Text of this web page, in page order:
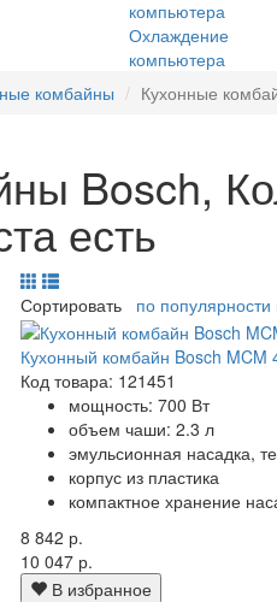
Охлаждение
компьютера
комбайны Кухонные
Bosch,
есть
Сортировать по популярности
Кухонный комбайн Bosch MCM
Код товара: 121451
мощность: 700 Вт
объем чаши: 2.3 л
эмульсионная насадка,
корпус из пластика
компактное хранение
8 842 р.
10 047 р.
В избранное